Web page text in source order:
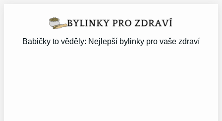
Babičky to věděly: Nejlepší bylinky pro vaše zdraví